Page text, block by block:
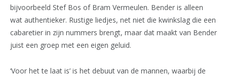
bijvoorbeeld Stef Bos of Bram Vermeulen. Bender is alleen
wat authentieker. Rustige liedjes, net niet die kwinkslag die een
cabaretier in zijn nummers brengt, maar dat maakt van Bender
juist een groep met een eigen geluid.
‘Voor het te laat is’ is het debuut van de mannen, waarbij de